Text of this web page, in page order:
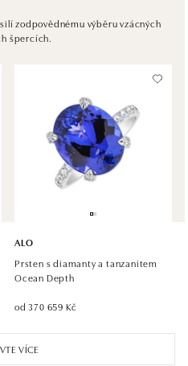
Černý most, Praha 9
9
Praha 4 - Chodov
4 - Chodov
802 800
Košice
zodpovědnému výběru vzácných
špercích.
VÍCE
ALO
Prsten s diamanty a tanzanitem
Ocean Depth
od 370 659 Kč